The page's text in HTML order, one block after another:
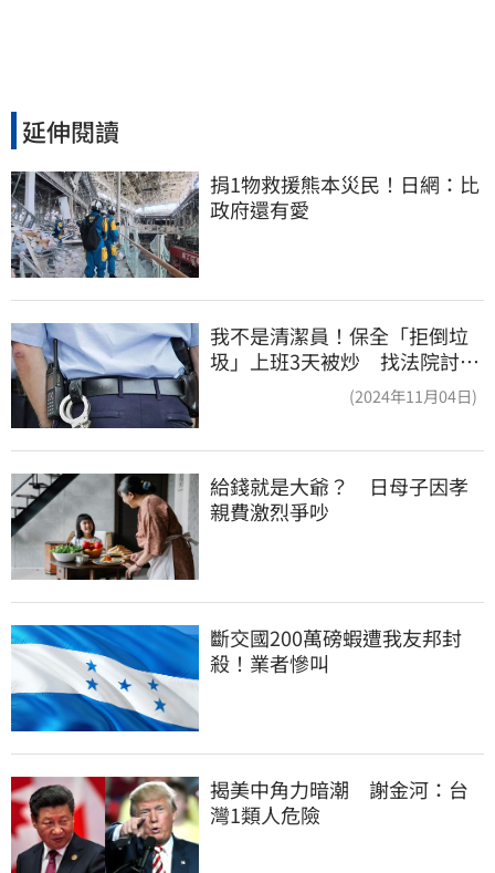
延伸閱讀
捐1物救援熊本災民！日網：比
政府還有愛
我不是清潔員！保全「拒倒垃
圾」上班3天被炒 找法院討公
(2024年11月04日)
給錢就是大爺？　日母子因孝
親費激烈爭吵
斷交國200萬磅蝦遭我友邦封
殺！業者慘叫
揭美中角力暗潮　謝金河：台
灣1類人危險